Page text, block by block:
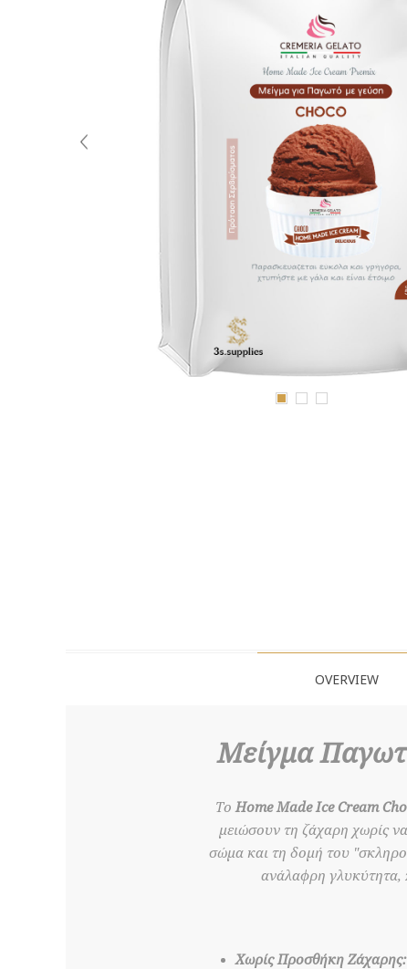
OVERVIEW
Μείγμα
ΤοHome Made Ice Cream
μειώσουν τη ζάχαρη χωρίς
σώμα και τη δομή του
ανάλαφρη γλυκύτητα,
Χωρίς Προσθήκη Ζάχαρης: